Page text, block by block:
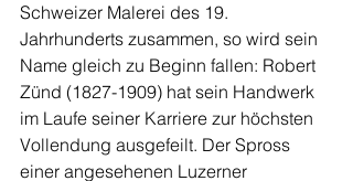
Schweizer Malerei des 19.
Jahrhunderts zusammen, so wird sein
Name gleich zu Beginn fallen: Robert
Zünd (1827-1909) hat sein Handwerk
im Laufe seiner Karriere zur höchsten
Vollendung ausgefeilt. Der Spross
einer angesehenen Luzerner